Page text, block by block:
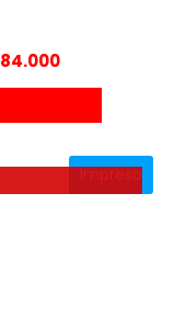
84.000Rango
de
COP$ 75.600
hasta
Impreso